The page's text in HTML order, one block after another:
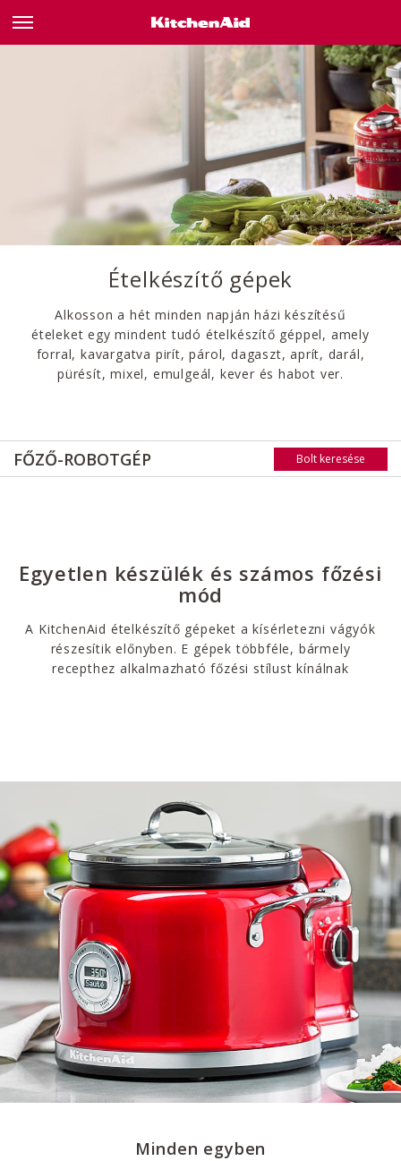
Ételkészítő gépek
Alkosson a hét minden napján házi készítésű
ételeket egy mindent tudó ételkészítő géppel, amely
forral, kavargatva pirít, párol, dagaszt, aprít, darál,
pürésít, mixel, emulgeál, kever és habot ver.
FŐZŐ-ROBOTGÉP Bolt keresése
Egyetlen készülék és számos főzési
mód
A KitchenAid ételkészítő gépeket a kísérletezni vágyók
részesítik előnyben. E gépek többféle, bármely
recepthez alkalmazható főzési stílust kínálnak
Minden egyben